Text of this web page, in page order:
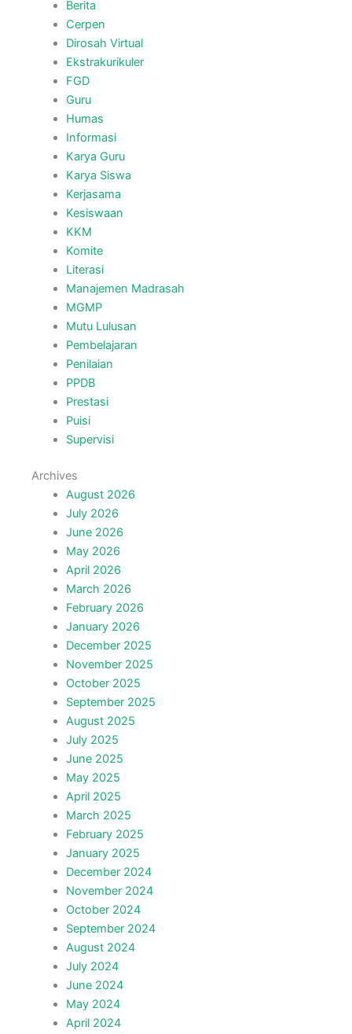
Berita
Cerpen
Dirosah Virtual
Ekstrakurikuler
FGD
Guru
Humas
Informasi
Karya Guru
Karya Siswa
Kerjasama
Kesiswaan
KKM
Komite
Literasi
Manajemen Madrasah
MGMP
Mutu Lulusan
Pembelajaran
Penilaian
PPDB
Prestasi
Puisi
Supervisi
Archives
August 2026
July 2026
June 2026
May 2026
April 2026
March 2026
February 2026
January 2026
December 2025
November 2025
October 2025
September 2025
August 2025
July 2025
June 2025
May 2025
April 2025
March 2025
February 2025
January 2025
December 2024
November 2024
October 2024
September 2024
August 2024
July 2024
June 2024
May 2024
April 2024